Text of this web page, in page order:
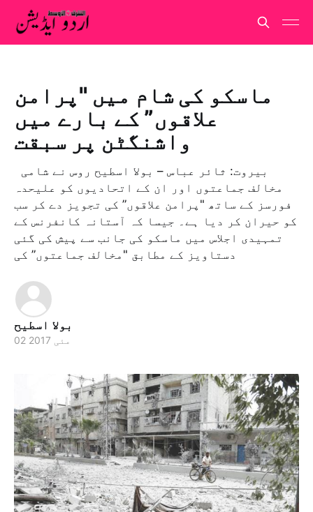
ماسکو کی شام میں "پرامن
علاقوں” کے بارے میں
واشنگٹن پر سبقت
مخالف جماعتوں اور ان کے اتحادیوں کو علیحدہ
فورسز کے ساتھ "پرامن علاقوں” کی تجویز دے کر سب
کو حیران کر دیا ہے۔ جیسا کہ آستانہ کانفرنس کے
تمہیدی اجلاس میں ماسکو کی جانب سے پیش کی گئی
دستاویز کے مطابق "مخالف جماعتوں” کی
بولا اسطیح
02 مئی 2017